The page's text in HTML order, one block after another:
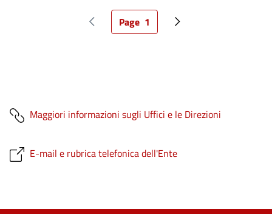
Pagina precedente
Pagina attuale
Page 1 Pagina successiva
Maggiori informazioni sugli Uffici e le Direzioni
E-mail e rubrica telefonica dell'Ente